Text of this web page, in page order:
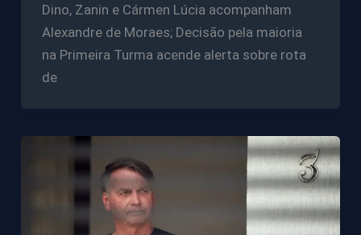
Dino, Zanin e Cármen Lúcia acompanham
Alexandre de Moraes; Decisão pela maioria
na Primeira Turma acende alerta sobre rota
de